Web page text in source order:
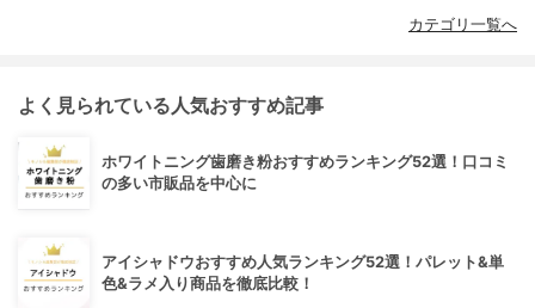
カテゴリ一覧へ
よく見られている人気おすすめ記事
ホワイトニング歯磨き粉おすすめランキング52選！口コミ
の多い市販品を中心に
アイシャドウおすすめ人気ランキング52選！パレット&単
色&ラメ入り商品を徹底比較！